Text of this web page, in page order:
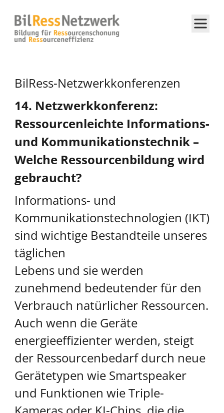
BilRess-Netzwerkkonferenzen
14. Netzwerkkonferenz:
Ressourcenleichte Informations-
und Kommunikationstechnik –
Welche Ressourcenbildung wird
gebraucht?
Informations- und
Kommunikationstechnologien (IKT)
sind wichtige Bestandteile unseres
täglichen
Lebens und sie werden
zunehmend bedeutender für den
Verbrauch natürlicher Ressourcen.
Auch wenn die Geräte
energieeffizienter werden, steigt
der Ressourcenbedarf durch neue
Gerätetypen wie Smartspeaker
und Funktionen wie Triple-